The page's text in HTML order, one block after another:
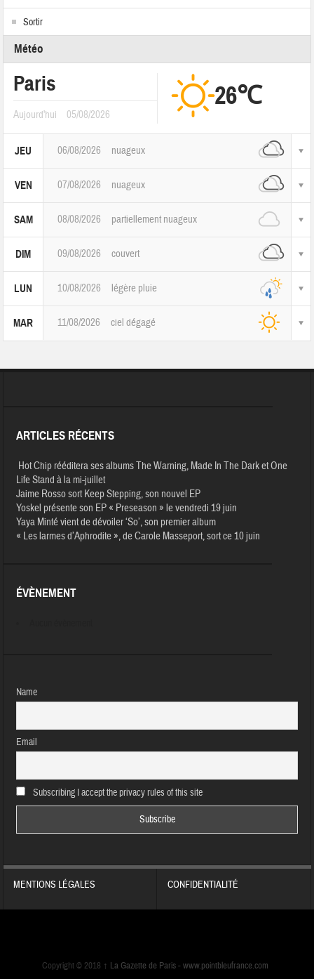
Sortir
Météo
Paris
Aujourd'hui 05/08/2026
26℃
JEU 06/08/2026 nuageux
VEN 07/08/2026 nuageux
SAM 08/08/2026 partiellement nuageux
DIM 09/08/2026 couvert
LUN 10/08/2026 légère pluie
MAR 11/08/2026 ciel dégagé
ARTICLES RÉCENTS
Hot Chip rééditera ses albums The Warning, Made In The Dark et One
Life Stand à la mi-juillet
Jaime Rosso sort Keep Stepping, son nouvel EP
Yoskel présente son EP « Preseason » le vendredi 19 juin
Yaya Minté vient de dévoiler ‘So’, son premier album
« Les larmes d’Aphrodite », de Carole Masseport, sort ce 10 juin
ÉVÈNEMENT
Name
Email
Subscribing I accept the privacy rules of this site
MENTIONS LÉGALES CONFIDENTIALITÉ
Copyright © 2018 ↑ La Gazette de Paris -www.pointbleufrance.com